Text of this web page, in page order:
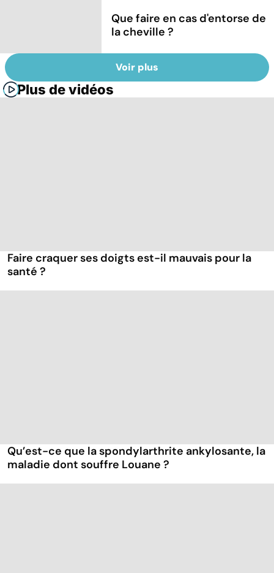
Que faire en cas d'entorse de
la cheville ?
Voir plus
Plus de vidéos
Faire craquer ses doigts est-il mauvais pour la
santé ?
Qu’est-ce que la spondylarthrite ankylosante, la
maladie dont souffre Louane ?